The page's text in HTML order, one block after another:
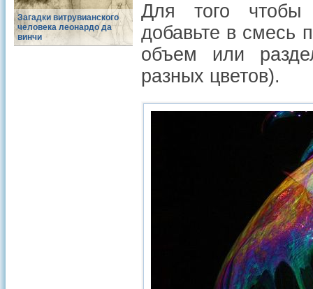
Загадки витрувианского
человека леонардо да
винчи
Для того чтобы
добавьте в смесь
объем или
разных цветов).